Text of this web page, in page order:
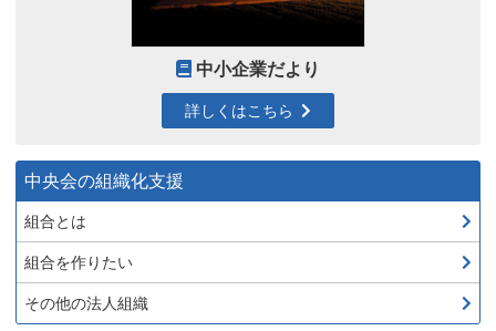
中小企業だより
詳しくはこちら
中央会の組織化支援
組合とは
組合を作りたい
その他の法人組織